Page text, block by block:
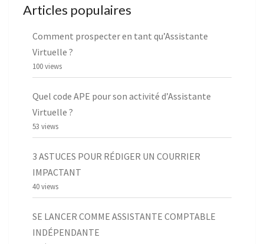
Articles populaires
Comment prospecter en tant qu’Assistante
Virtuelle ?
100 views
Quel code APE pour son activité d’Assistante
Virtuelle ?
53 views
3 ASTUCES POUR RÉDIGER UN COURRIER
IMPACTANT
40 views
SE LANCER COMME ASSISTANTE COMPTABLE
INDÉPENDANTE